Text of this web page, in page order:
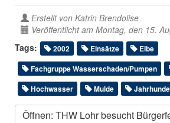
Erstellt von Katrin Brendolise
Veröffentlicht am Montag, den 15.
Tags:
2002 Einsätze
Elbe
Fachgruppe Wasserschaden/Pumpen
Hochwasser
Mulde
Öffnen: THW Lohr besucht